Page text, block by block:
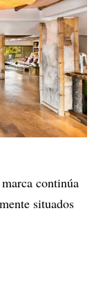
continúa
situados